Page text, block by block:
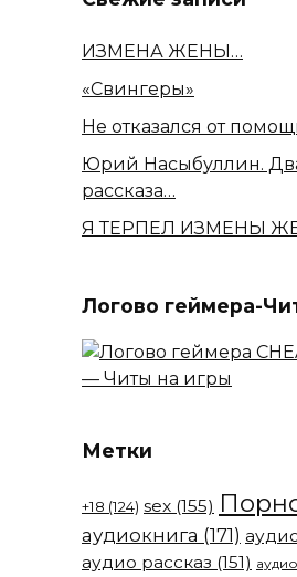
ИЗМЕНА ЖЕНЫ…
«Свингеры»
Не отказался от
Юрий Насыбуллин.
рассказа…
Я ТЕРПЕЛ ИЗМЕНЫ
Логово геймера-
Метки
+18 (124) sex (155)
аудиокнига (171)
аудио рассказ (151)